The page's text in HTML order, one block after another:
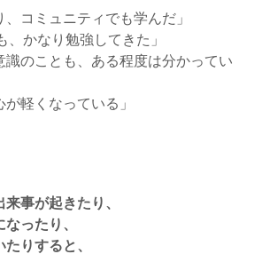
、コミュニティでも学んだ」
、かなり勉強してきた」
識のことも、ある程度は分かってい
が軽くなっている」
来事が起きたり、
ったり、
りすると、